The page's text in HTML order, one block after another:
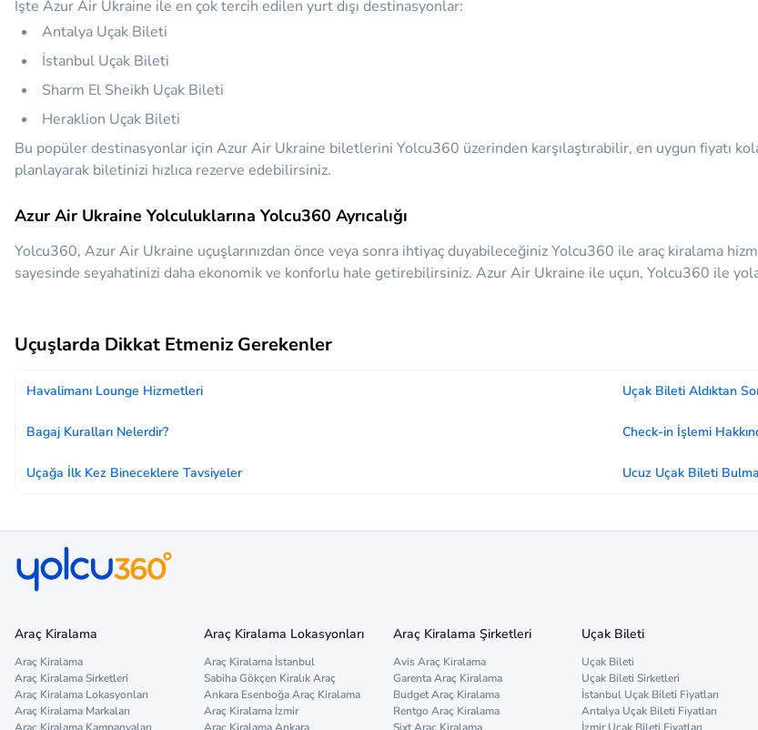
İşte Azur Air Ukraine ile en çok tercih edilen yurt dışı destinasyonlar:
Antalya Uçak Bileti
İstanbul Uçak Bileti
Sharm El Sheikh Uçak Bileti
Heraklion Uçak Bileti
Bu popüler destinasyonlar için Azur Air Ukraine biletlerini Yolcu360 üzerinden karşılaştırabilir, en uygun fiyatı
planlayarak biletinizi hızlıca rezerve edebilirsiniz.
Azur Air Ukraine Yolculuklarına Yolcu360 Ayrıcalığı
Yolcu360, Azur Air Ukraine uçuşlarınızdan önce veya sonra ihtiyaç duyabileceğinizYolcu360 ile araç kiralama
sayesinde seyahatinizi daha ekonomik ve konforlu hale getirebilirsiniz. Azur Air Ukraine ile uçun, Yolcu360 ile
Uçuşlarda Dikkat Etmeniz Gerekenler
Havalimanı Lounge Hizmetleri Uçak Bileti Aldıktan
Bagaj Kuralları Nelerdir? Check-in İşlemi
Uçağa İlk Kez Bineceklere Tavsiyeler Ucuz Uçak Bileti
Araç Kiralama
Araç Kiralama
Araç Kiralama Sirketleri
Araç Kiralama Lokasyonları
Araç Kiralama Markaları
Araç Kiralama Kampanyaları
Araç Kiralama Lokasyonları
Araç Kiralama İstanbul
Sabiha Gökçen Kiralık Araç
Ankara Esenboğa Araç Kiralama
Araç Kiralama İzmir
Araç Kiralama Ankara
Araç Kiralama Şirketleri
Avis Araç Kiralama
Garenta Araç Kiralama
Budget Araç Kiralama
Rentgo Araç Kiralama
Sixt Araç Kiralama
Uçak Bileti
Uçak Bileti
Uçak Bileti Sirketleri
İstanbul Uçak Bileti Fiyatları
Antalya Uçak Bileti Fiyatları
İzmir Uçak Bileti Fiyatları